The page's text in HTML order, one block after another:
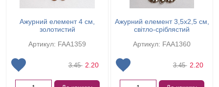
Ажурний елемент 4 см,
золотистий
Артикул: FAA1359
3.45 2.20
Ажурний елемент 3,5х2,5 см,
світло-сріблястий
Артикул: FAA1360
3.45 2.20